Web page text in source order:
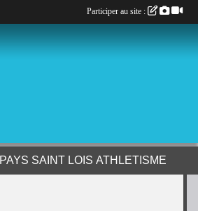
PAYS SAINT LOIS ATHLETISME
Participer au site :